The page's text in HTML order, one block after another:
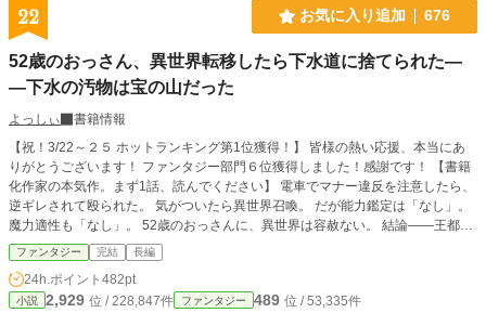
22 お気に入り追加 676
52歳のおっさん、異世界転移したら下水道に捨てられた―
―下水の汚物は宝の山だった
よっしぃ
書籍情報
【祝！3/22～２５ ホットランキング第1位獲得！】 皆様の熱い応援、本当にあ
りがとうございます！ ファンタジー部門６位獲得しました！感謝です！ 【書籍
化作家の本気作。まず1話、読んでください】 電車でマナー違反を注意したら、
逆ギレされて殴られた。 気がついたら異世界召喚。 だが能力鑑定は「なし」。
魔力適性も「なし」。 52歳のおっさんに、異世界は容赦ない。 結論――王都の
地下下水道に「廃棄」。 玄湊康太郎。職業、設備管理。趣味、健康管理。 血管
年齢は実年齢マイナス20歳。 そんな自慢も、汚物まみれの下水道じゃ何の役に
も立たない。 だが、転んだ拍子に起きた「偶然の浄化」が、すべてを変えた。
下水には、地上の連中が気づかない「資源」が眠っている。 捨てられた魔道
ファンタジー 完結 長編
24h.ポイント 482pt
小説 2,929 位 / 228,847件 ファンタジー 489 位 / 53,335件